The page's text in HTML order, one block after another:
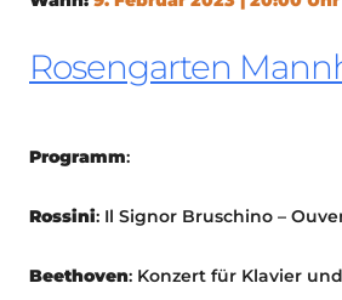
Rosengarten
Programm:
Rossini: Il Signor Bruschino –
Beethoven: Konzert für Klavier